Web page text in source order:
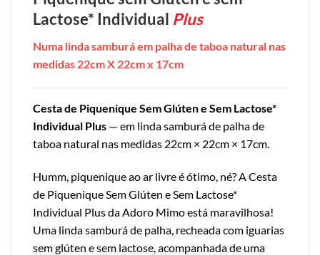
Lactose* Individual Plus
Numa linda samburá em palha de taboa natural nas
medidas 22cm X 22cm x 17cm
Cesta de Piquenique Sem Glúten e Sem Lactose*
Individual Plus — em linda samburá de palha de
taboa natural nas medidas 22cm × 22cm × 17cm.
Humm, piquenique ao ar livre é ótimo, né? A Cesta
de Piquenique Sem Glúten e Sem Lactose*
Individual Plus da Adoro Mimo está maravilhosa!
Uma linda samburá de palha, recheada com iguarias
sem glúten e sem lactose, acompanhada de uma